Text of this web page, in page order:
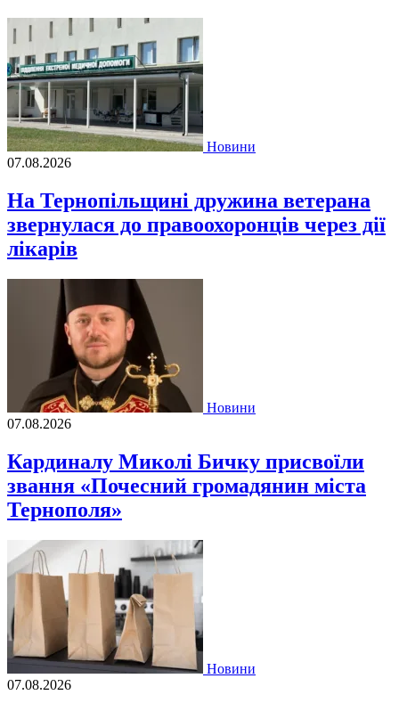
Новини
07.08.2026
На Тернопільщині дружина ветерана
звернулася до правоохоронців через дії
лікарів
Новини
07.08.2026
Кардиналу Миколі Бичку присвоїли
звання «Почесний громадянин міста
Тернополя»
Новини
07.08.2026